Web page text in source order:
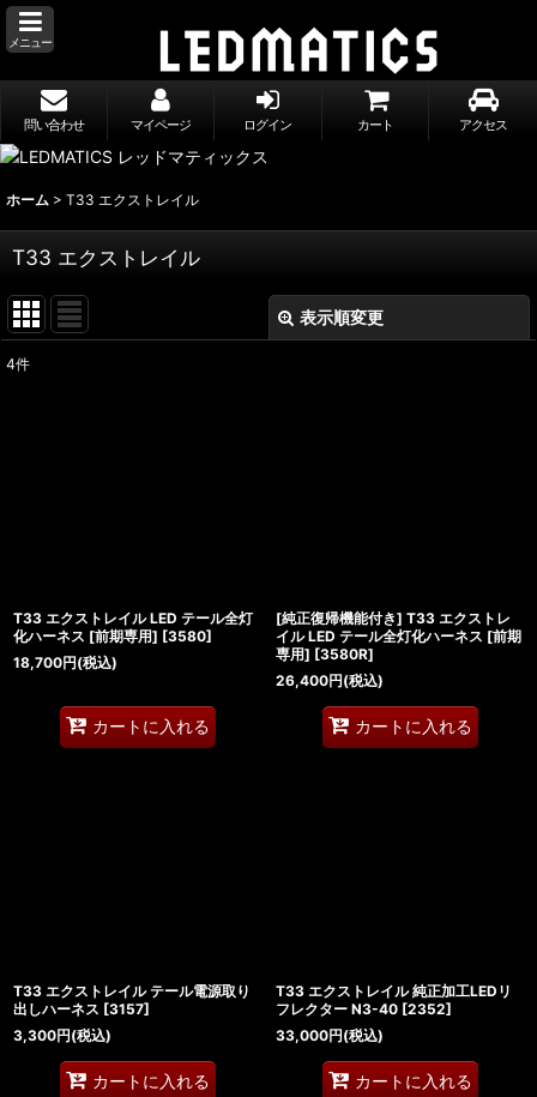
メニュー
問い合わせ マイページ ログイン カート アクセス
ホーム > T33 エクストレイル
T33 エクストレイル
表示順変更
4件
T33 エクストレイル LED テール全灯
化ハーネス [前期専用] [3580]
18,700円(税込)
カートに入れる
[純正復帰機能付き] T33 エクストレ
イル LED テール全灯化ハーネス [前期
専用] [3580R]
26,400円(税込)
カートに入れる
T33 エクストレイル テール電源取り
出しハーネス [3157]
3,300円(税込)
カートに入れる
T33 エクストレイル 純正加工LEDリ
フレクター N3-40 [2352]
33,000円(税込)
カートに入れる